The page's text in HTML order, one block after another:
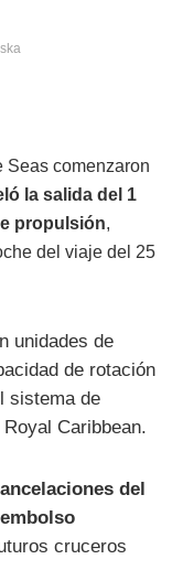
Seas comenzaron
la salida del 1
propulsión,
del viaje del 25
unidades de
de rotación
sistema de
Caribbean.
del
cruceros